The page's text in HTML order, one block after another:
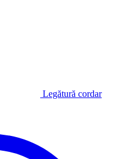
Legătură cordar